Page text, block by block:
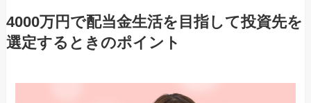
4000万円で配当金生活を目指して投資先を
選定するときのポイント